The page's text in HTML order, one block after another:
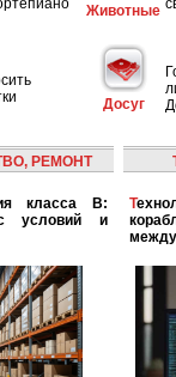
Животные
Досуг
РЕМОНТ
условий и
Технологии в сфере автономных